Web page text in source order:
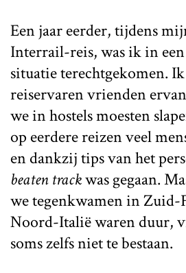
Een jaar eerder, tijdens
Interrail-reis, was ik in
situatie terechtgekomen.
reiservaren vrienden
we in hostels moesten
op eerdere reizen veel
en dankzij tips van het
beaten trackwas gegaan.
we tegenkwamen in
Noord-Italië waren duur,
soms zelfs niet te bestaan.